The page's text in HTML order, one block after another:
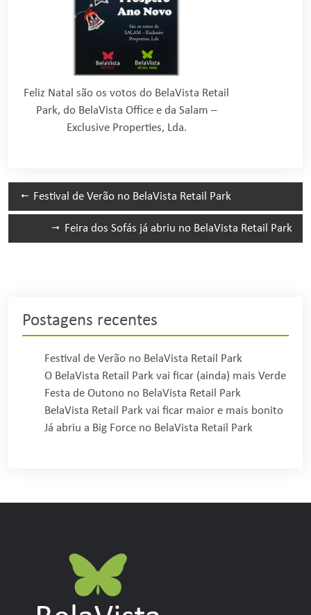
Feliz Natal são os votos do BelaVista Retail
Park, do BelaVista Office e da Salam –
Exclusive Properties, Lda.
Festival de Verão no BelaVista Retail Park
Feira dos Sofás já abriu no BelaVista Retail Park
Postagens recentes
Festival de Verão no BelaVista Retail Park
O BelaVista Retail Park vai ficar (ainda) mais Verde
Festa de Outono no BelaVista Retail Park
BelaVista Retail Park vai ficar maior e mais bonito
Já abriu a Big Force no BelaVista Retail Park